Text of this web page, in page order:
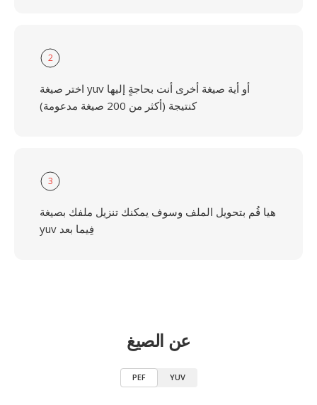
2
اختر صيغة yuv أو أية صيغة أخرى أنت بحاجةٍ إليها
كنتيجة (أكثر من 200 صيغة مدعومة)
3
هيا قُم بتحويل الملف وسوف يمكنك تنزيل ملفك بصيغة
yuv فِيما بعد
عن الصيغ
PEF YUV